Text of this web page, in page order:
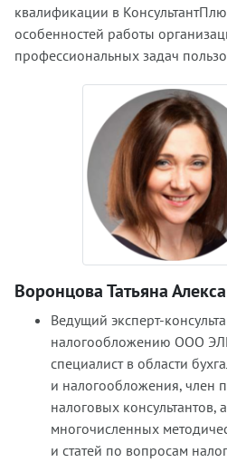
квалификации в
особенностей работы
профессиональных задач
Воронцова Татьяна
Ведущий эксперт-
налогообложению ООО
специалист в области
и налогообложения, член
налоговых консультантов,
многочисленных
и статей по вопросам